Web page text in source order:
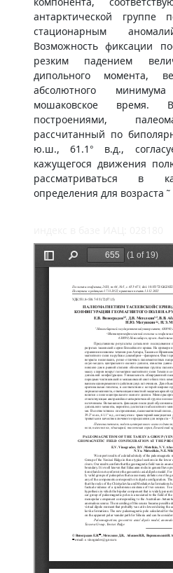
антарктической группе
стационарным
Возможность фиксации
резким падением
дипольного момента,
абсолютного
мошаковское время.
построениями,
рассчитанный по
ю.ш., 61.1° в.д.,
кажущегося движения
рассматриваться в
определения для возраста